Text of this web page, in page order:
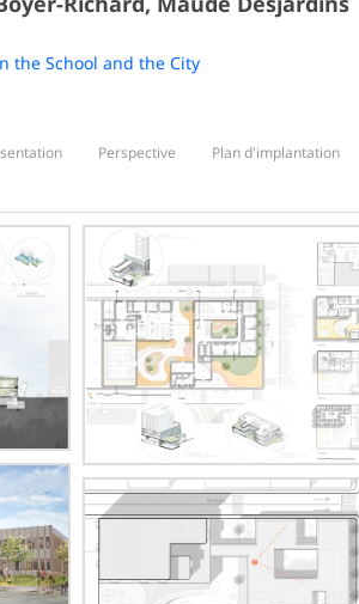
the School and the City
Perspective Plan d'implantation